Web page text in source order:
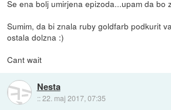
Se ena bolj umirjena epizoda...upam da bo
Sumim, da bi znala ruby goldfarb podkurit
ostala dolzna :)
Cant wait
Nesta
::22. maj 2017, 07:35